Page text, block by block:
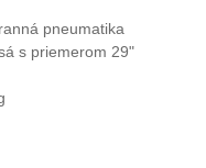
pneumatika
s priemerom 29"